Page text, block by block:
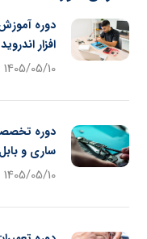
دوره
افزار
1405/05/10
ساری و
1405/05/10